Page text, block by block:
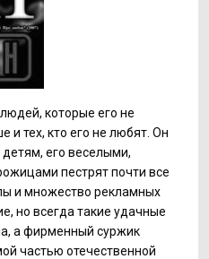
которые его не
и тех, кто его не любят. Он
его веселыми,
пестрят почти все
и множество рекламных
но всегда такие удачные
а фирменный суржик
частью отечественной